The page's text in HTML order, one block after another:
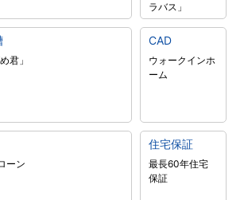
ラバス」
君」
CAD
ウォークインホ
ーム
ーン
住宅保証
最長60年住宅
保証